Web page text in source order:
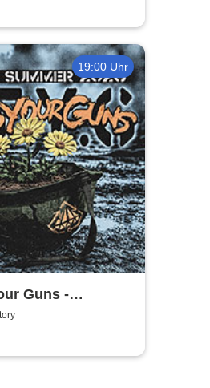
19:00 Uhr
Guns -
2026